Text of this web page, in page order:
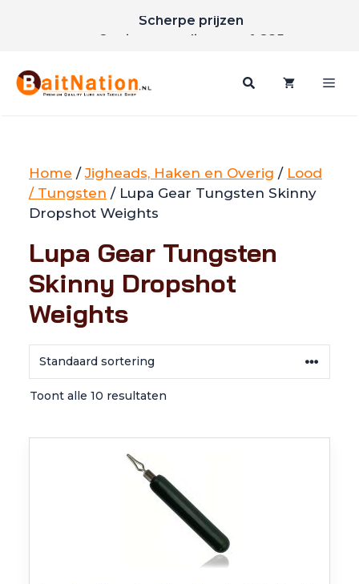
inhoud
Gratis verzending vanaf €85
Home /Jigheads, Haken en Overig / Lood
/ Tungsten / Lupa Gear Tungsten Skinny
Dropshot Weights
Lupa Gear Tungsten
Skinny Dropshot
Weights
Toont alle 10 resultaten